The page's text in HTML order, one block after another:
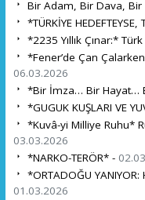
Bir Adam, Bir Dava, Bir
*TÜRKİYE
*2235 Yıllık Çınar:*
*Fener’de Çan
06.03.2026
*Bir İmza… Bir Hayat…
*GUGUK KUŞLARI VE
*Kuvâ-yi Milliye Ruhu*
03.03.2026
*NARKO-TERÖR* -
*ORTADOĞU YANIYOR:
01.03.2026